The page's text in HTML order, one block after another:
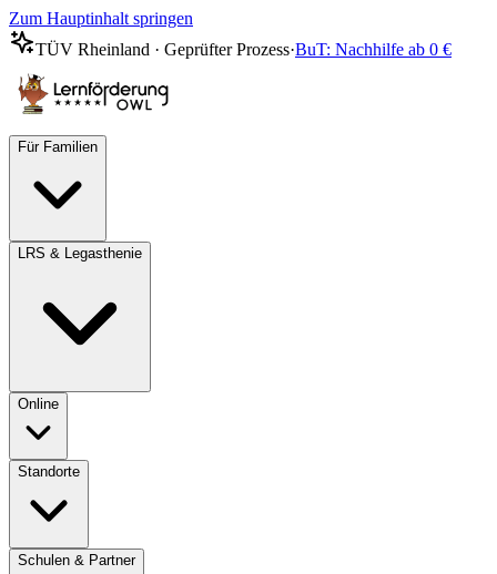
Zum Hauptinhalt springen
TÜV Rheinland · Geprüfter Prozess·BuT: Nachhilfe ab 0 €
Für Familien
LRS & Legasthenie
Online
Standorte
Schulen & Partner